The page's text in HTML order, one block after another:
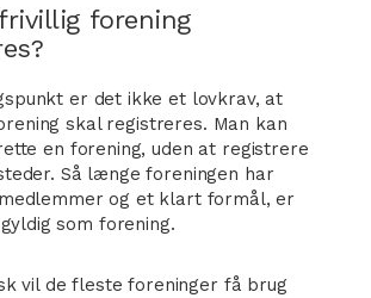
forening
er det ikke et lovkrav, at
skal registreres. Man kan
en forening, uden at registrere
Så længe foreningen har
og et klart formål, er
som forening.
vil de fleste foreninger få brug